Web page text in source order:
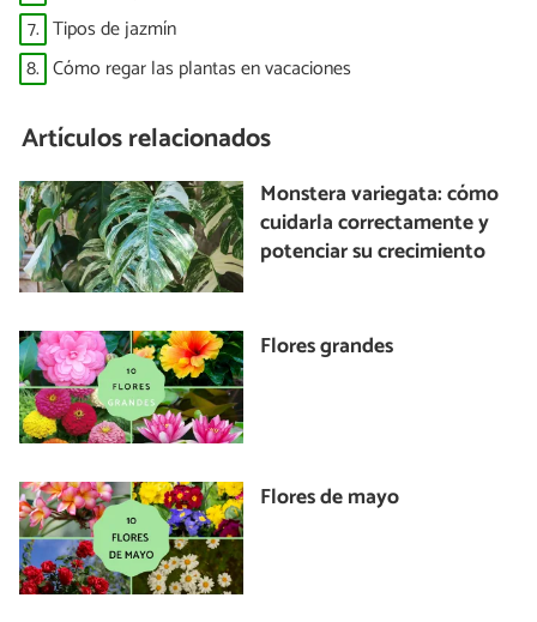
7. Tipos de jazmín
8. Cómo regar las plantas en vacaciones
Artículos relacionados
Monstera variegata: cómo
cuidarla correctamente y
potenciar su crecimiento
Flores grandes
Flores de mayo